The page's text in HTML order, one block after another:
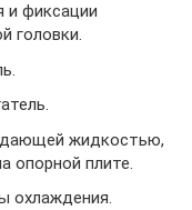
и фиксации
головки.
жидкостью,
опорной плите.
охлаждения.